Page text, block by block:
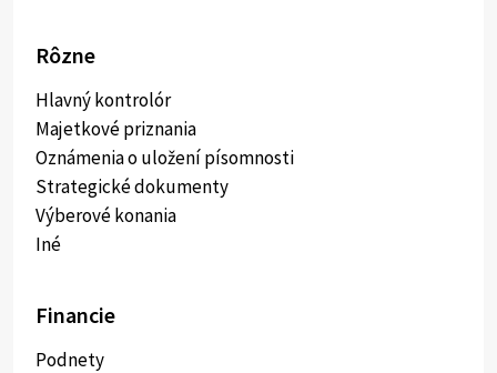
Rôzne
Hlavný kontrolór
Majetkové priznania
Oznámenia o uložení písomnosti
Strategické dokumenty
Výberové konania
Iné
Financie
Podnety